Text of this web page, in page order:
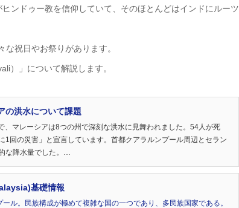
ンドゥー教を信仰していて、そのほとんどはインドにルーツ
祝日やお祭りがあります。
）」について解説します。
の洪水について課題
マレーシアは8つの州で深刻な洪水に見舞われました。54人が死
回の災害」と宣言しています。首都クアラルンプール周辺とセラン
な降水量でした。…
基礎情報
ル。民族構成が極めて複雑な国の一つであり、多民族国家である。